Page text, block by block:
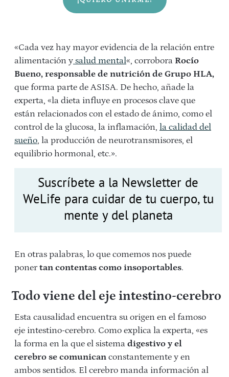
«Cada vez hay mayor evidencia de la relación entre
alimentación y salud mental«, corrobora Rocío
Bueno, responsable de nutrición de Grupo HLA,
que forma parte de ASISA. De hecho, añade la
experta, «la dieta influye en procesos clave que
están relacionados con el estado de ánimo, como el
control de la glucosa, la inflamación, la calidad del
sueño, la producción de neurotransmisores, el
equilibrio hormonal, etc.».
Suscríbete a la Newsletter de
WeLife para cuidar de tu cuerpo, tu
mente y del planeta
En otras palabras, lo que comemos nos puede
ponertan contentas como insoportables.
Todo viene del eje intestino-cerebro
Esta causalidad encuentra su origen en el famoso
eje intestino-cerebro. Como explica la experta, «es
la forma en la que el sistema digestivo y el
cerebro se comunican constantemente y en
ambos sentidos. El cerebro manda información al